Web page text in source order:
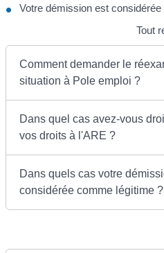
Votre démission est
Tout
Comment demander le
situation à Pole emploi ?
Dans quel cas avez-vous
vos droits à l'ARE ?
Dans quels cas votre
considérée comme légitime ?